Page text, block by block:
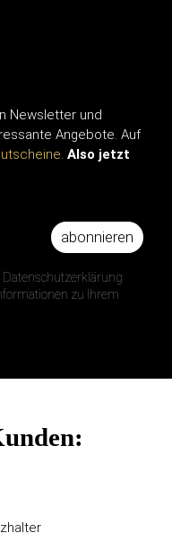
Newsletter und
Angebote. Auf
Also jetzt
abonnieren
Datenschutzerklärung
zu Ihrem